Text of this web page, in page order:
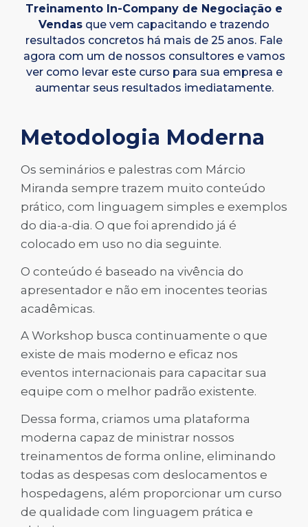
Treinamento In-Company de Negociação e
Vendas que vem capacitando e trazendo
resultados concretos há mais de 25 anos. Fale
agora com um de nossos consultores e vamos
ver como levar este curso para sua empresa e
aumentar seus resultados imediatamente.
Metodologia Moderna
Os seminários e palestras com Márcio
Miranda sempre trazem muito conteúdo
prático, com linguagem simples e exemplos
do dia-a-dia. O que foi aprendido já é
colocado em uso no dia seguinte.
O conteúdo é baseado na vivência do
apresentador e não em inocentes teorias
acadêmicas.
A Workshop busca continuamente o que
existe de mais moderno e eficaz nos
eventos internacionais para capacitar sua
equipe com o melhor padrão existente.
Dessa forma, criamos uma plataforma
moderna capaz de ministrar nossos
treinamentos de forma online, eliminando
todas as despesas com deslocamentos e
hospedagens, além proporcionar um curso
de qualidade com linguagem prática e